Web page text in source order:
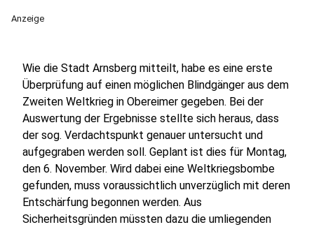
Anzeige
Wie die Stadt Arnsberg mitteilt, habe es eine erste
Überprüfung auf einen möglichen Blindgänger aus dem
Zweiten Weltkrieg in Obereimer gegeben. Bei der
Auswertung der Ergebnisse stellte sich heraus, dass
der sog. Verdachtspunkt genauer untersucht und
aufgegraben werden soll. Geplant ist dies für Montag,
den 6. November. Wird dabei eine Weltkriegsbombe
gefunden, muss voraussichtlich unverzüglich mit deren
Entschärfung begonnen werden. Aus
Sicherheitsgründen müssten dazu die umliegenden